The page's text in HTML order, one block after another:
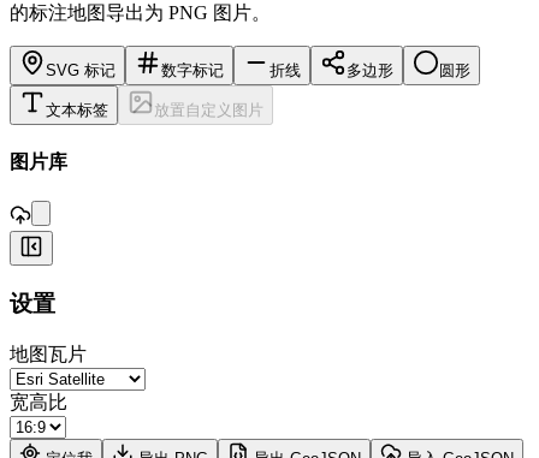
的标注地图导出为 PNG 图片。
SVG 标记 数字标记 折线 多边形 圆形
文本标签 放置自定义图片
图片库
+
设置
地图瓦片
宽高比